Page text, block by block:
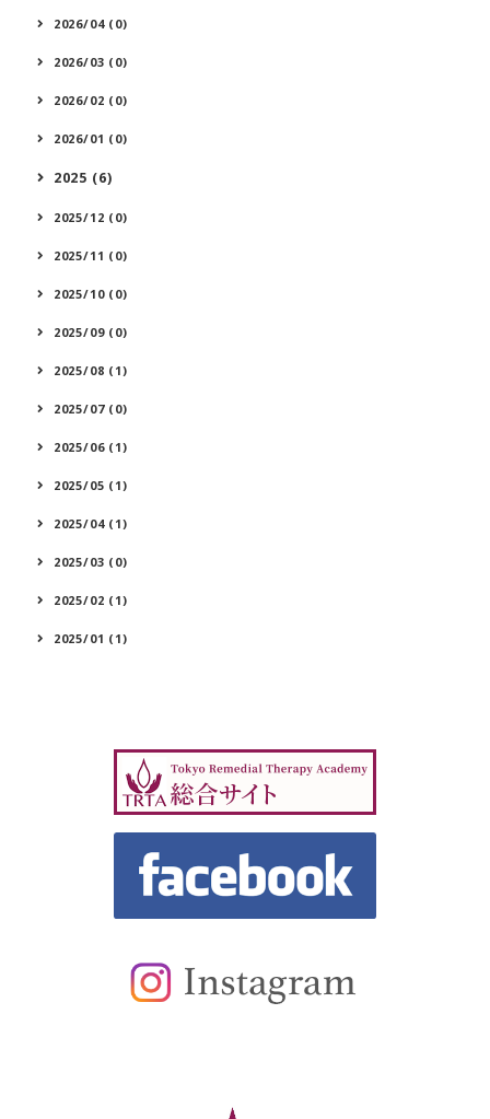
2026/04 (0)
2026/03 (0)
2026/02 (0)
2026/01 (0)
2025 (6)
2025/12 (0)
2025/11 (0)
2025/10 (0)
2025/09 (0)
2025/08 (1)
2025/07 (0)
2025/06 (1)
2025/05 (1)
2025/04 (1)
2025/03 (0)
2025/02 (1)
2025/01 (1)